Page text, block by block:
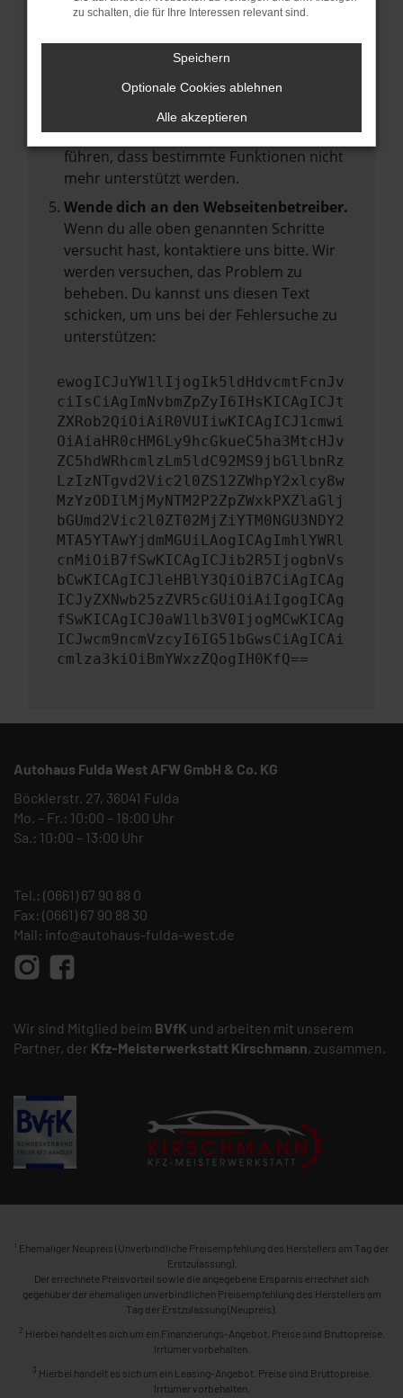
vorübergehende Probleme zu beheben.
Stelle sicher, dass dein Browser und dein
Betriebssystem auf dem neuesten Stand
Veraltete Software birgt nicht nur ein
Sicherheitsrisiko, sondern kann auch dazu
führen, dass bestimmte Funktionen nicht
mehr unterstützt werden.
Wende dich an den Webseitenbetreiber.
Wenn du alle oben genannten Schritte
versucht hast, kontaktiere uns bitte. Wir
werden versuchen, das Problem zu
beheben. Du kannst uns diesen Text
schicken, um uns bei der Fehlersuche zu
unterstützen:
ewogICJuYW1lIjogIk5ldHdvcmtFcnJv
ciIsCiAgImNvbmZpZyI6IHsKICAgICJt
ZXRob2QiOiAiR0VUIiwKICAgICJ1cmwi
OiAiaHR0cHM6Ly9hcGkueC5ha3MtcHJv
ZC5hdWRhcmlzLm5ldC92MS9jbGllbnRz
LzIzNTgvd2Vic2l0ZS12ZWhpY2xlcy8w
MzYzODIlMjMyNTM2P2ZpZWxkPXZlaGlj
bGUmd2Vic2l0ZT02MjZiYTM0NGU3NDY2
MTA5YTAwYjdmMGUiLAogICAgImhlYWRl
cnMiOiB7fSwKICAgICJib2R5IjogbnVs
bCwKICAgICJleHBlY3QiOiB7CiAgICAg
ICJyZXNwb25zZVR5cGUiOiAiIgogICAg
fSwKICAgICJ0aW1lb3V0IjogMCwKICAg
ICJwcm9ncmVzcyI6IG51bGwsCiAgICAi
cmlza3kiOiBmYWxzZQogIH0KfQ==
Autohaus Fulda West AFW GmbH & Co. KG
Böcklerstr. 27, 36041 Fulda
Mo. – Fr.: 10:00 – 18:00 Uhr
Sa.: 10:00 – 13:00 Uhr
Tel.: (0661) 67 90 88 0
Fax: (0661) 67 90 88 30
Mail: info@autohaus-fulda-west.de
Wir sind Mitglied beim BVfK und arbeiten mit unserem
Partner, der Kfz-Meisterwerkstatt Kirschmann, zusammen.
1 Ehemaliger Neupreis (Unverbindliche Preisempfehlung des Herstellers am Tag der
Erstzulassung).
Der errechnete Preisvorteil sowie die angegebene Ersparnis errechnet sich
gegenüber der ehemaligen unverbindlichen Preisempfehlung des Herstellers am
Tag der Erstzulassung (Neupreis).
2 Hierbei handelt es sich um ein Finanzierungs-Angebot. Preise sind Bruttopreise.
Irrtümer vorbehalten.
3 Hierbei handelt es sich um ein Leasing-Angebot. Preise sind Bruttopreise.
Irrtümer vorbehalten.
zu schalten, die für Ihre Interessen relevant sind.
Speichern
Optionale Cookies ablehnen
Alle akzeptieren